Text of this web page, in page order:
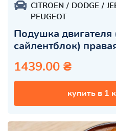
CITROEN DODGE
PEUGEOT
Подушка
сайлентблок)
1439.00 ₴
купить в 1